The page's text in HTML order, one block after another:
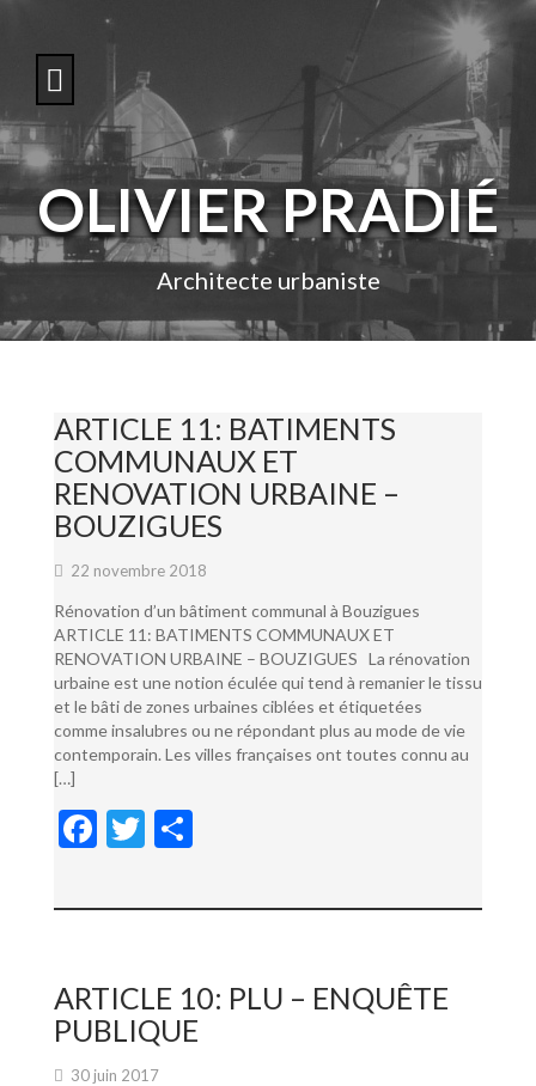
o
c
n
e
OLIVIER PRADIÉ
Architecte urbaniste
ARTICLE 11: BATIMENTS
COMMUNAUX ET
RENOVATION URBAINE –
BOUZIGUES
22 novembre 2018
Rénovation d’un bâtiment communal à Bouzigues
ARTICLE 11: BATIMENTS COMMUNAUX ET
RENOVATION URBAINE – BOUZIGUES La rénovation
urbaine est une notion éculée qui tend à remanier le tissu
et le bâti de zones urbaines ciblées et étiquetées
comme insalubres ou ne répondant plus au mode de vie
contemporain. Les villes françaises ont toutes connu au
[…]
F
e
o
o
k
T
itt ta
er
ARTICLE 10: PLU – ENQUÊTE
PUBLIQUE
30 juin 2017